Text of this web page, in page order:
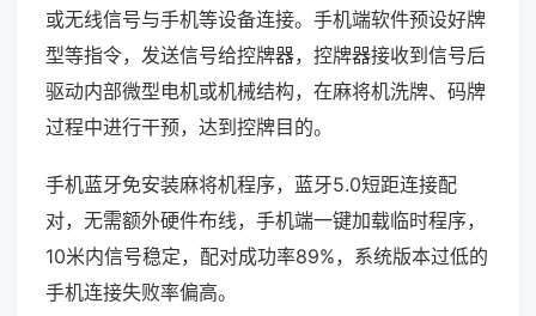
或无线信号与手机等设备连接。手机端软件预设好牌
型等指令，发送信号给控牌器，控牌器接收到信号后
驱动内部微型电机或机械结构，在麻将机洗牌、码牌
过程中进行干预，达到控牌目的。
手机蓝牙免安装麻将机程序，蓝牙5.0短距连接配
对，无需额外硬件布线，手机端一键加载临时程序，
10米内信号稳定，配对成功率89%，系统版本过低的
手机连接失败率偏高。